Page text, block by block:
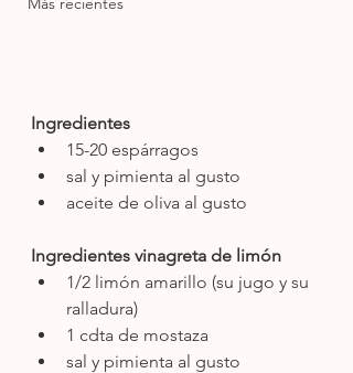
Ingredientes
15-20 espárragos
sal y pimienta al gusto
aceite de oliva al gusto
Ingredientes vinagreta de limón
1/2 limón amarillo (su jugo y su
ralladura)
1 cdta de mostaza
sal y pimienta al gusto